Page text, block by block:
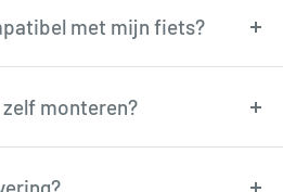
met mijn fiets?
je adviseren over
op via
monteren?
zelf te monteren met
je? Onze technici